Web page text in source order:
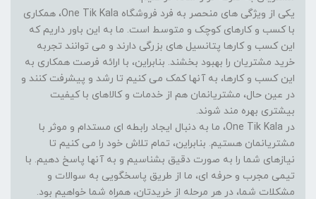
یکی از ویژگی های منحصر به فرد فروشگاه One Tik Kala، همکاری
با کسب و کارهای کوچک و متوسط است. ما به این باور داریم که
این کسب و کارها پتانسیل های بزرگی دارند و می توانند تجربه
خرید مشتریان را بهبود بخشند. بنابراین، با ارائه فرصت همکاری به
این کسب و کارها، به آنها کمک می کنیم تا رشد و پیشرفت کنند و
در عین حال، مشتریانمان هم از خدمات و کالاهای با کیفیت
بیشتری بهره مند شوند.
در One Tik Kala، ما به دنبال ایجاد رابطه ای مستدام و موثر با
مشتریانمان هستیم. بنابراین، تمام تلاش خود را می کنیم تا
نیازهای شما را به صورت دقیق بشناسیم و به آنها پاسخ دهیم. با
تیمی مجرب و حرفه ای، ما از طریق پاسخگویی به سوالات و
مشکلات شما، در هر مرحله از خریدتان، همراه شما خواهیم بود.